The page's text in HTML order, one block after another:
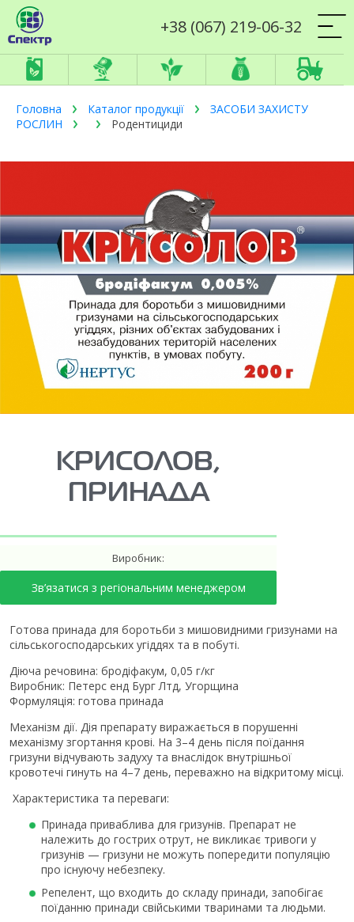
+38 (067) 219-06-32
Головна Каталог продукції
ЗАСОБИ ЗАХИСТУ
РОСЛИН
Родентициди
КРИСОЛОВ,
ПРИНАДА
Виробник:
Зв’язатися з регіональним менеджером
Готова принада для боротьби з мишовидними гризунами на
сільськогосподарських угіддях та в побуті.
Діюча речовина: бродіфакум, 0,05 г/кг
Виробник: Петерс енд Бург Лтд, Угорщина
Формуляція: готова принада
Механізм дії. Дія препарату виражається в порушенні
механізму згортання крові. На 3–4 день після поїдання
гризуни відчувають задуху та внаслідок внутрішньої
кровотечі гинуть на 4–7 день, переважно на відкритому місці.
Характеристика та переваги:
Принада приваблива для гризунів. Препарат не
належить до гострих отрут, не викликає тривоги у
гризунів — гризуни не можуть попередити популяцію
про існуючу небезпеку.
Репелент, що входить до складу принади, запобігає
поїданню принади свійськими тваринами та людьми.